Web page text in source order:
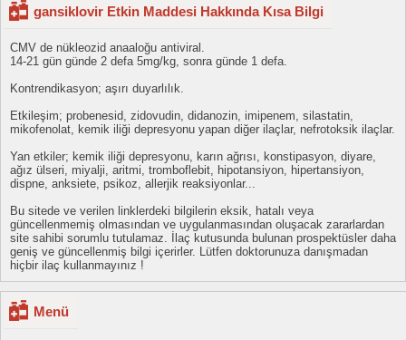
gansiklovir Etkin Maddesi Hakkında Kısa Bilgi
CMV de nükleozid anaaloğu antiviral.
14-21 gün günde 2 defa 5mg/kg, sonra günde 1 defa.
Kontrendikasyon; aşırı duyarlılık.
Etkileşim; probenesid, zidovudin, didanozin, imipenem, silastatin,
mikofenolat, kemik iliği depresyonu yapan diğer ilaçlar, nefrotoksik ilaçlar.
Yan etkiler; kemik iliği depresyonu, karın ağrısı, konstipasyon, diyare,
ağız ülseri, miyalji, aritmi, tromboflebit, hipotansiyon, hipertansiyon,
dispne, anksiete, psikoz, allerjik reaksiyonlar...
Bu sitede ve verilen linklerdeki bilgilerin eksik, hatalı veya
güncellenmemiş olmasından ve uygulanmasından oluşacak zararlardan
site sahibi sorumlu tutulamaz. İlaç kutusunda bulunan prospektüsler daha
geniş ve güncellenmiş bilgi içerirler. Lütfen doktorunuza danışmadan
hiçbir ilaç kullanmayınız !
Menü